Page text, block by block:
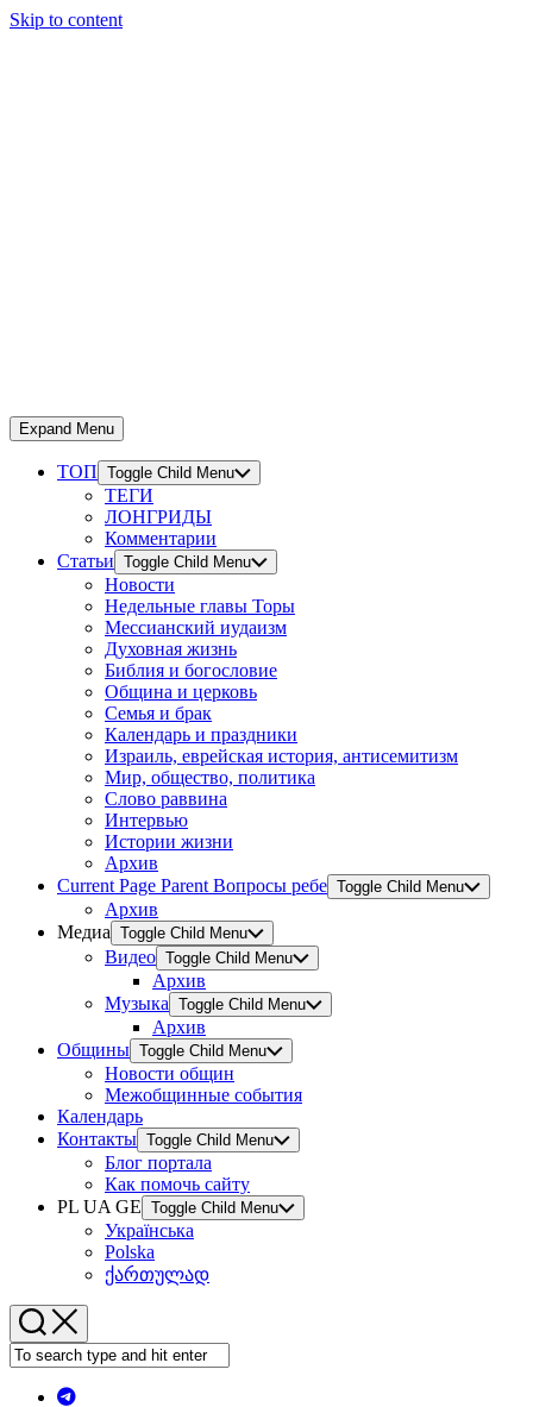
Skip to content
Expand Menu
ТОП Toggle Child Menu
ТЕГИ
ЛОНГРИДЫ
Комментарии
Статьи Toggle Child Menu
Новости
Недельные главы Торы
Мессианский иудаизм
Духовная жизнь
Библия и богословие
Община и церковь
Семья и брак
Календарь и праздники
Израиль, еврейская история, антисемитизм
Мир, общество, политика
Слово раввина
Интервью
Истории жизни
Архив
Current Page Parent Вопросы ребе Toggle Child Menu
Архив
Медиа Toggle Child Menu
Видео Toggle Child Menu
Архив
Музыка Toggle Child Menu
Архив
Общины Toggle Child Menu
Новости общин
Межобщинные события
Календарь
Контакты Toggle Child Menu
Блог портала
Как помочь сайту
PL UA GE Toggle Child Menu
Українська
Polska
ქართულად